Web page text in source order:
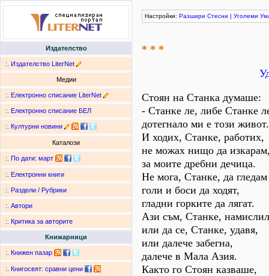
Издателство
:. Издателство LiterNet
Медии
:. Електронно списание LiterNet
:. Електронно списание БЕЛ
:. Културни новини
Каталози
:. По дати: март
:. Електронни книги
:. Раздели / Рубрики
:. Автори
:. Критика за авторите
Книжарници
:. Книжен пазар
:. Книгосвят: сравни цени
Настройки: Разшири Стесни | Уголеми
* * *
Стоян на Станка думаше:
- Станке ле, либе Станке
дотегнало ми е този живот.
И ходих, Станке, работих,
не можах нищо да
за моите дребни дечица.
Не мога, Станке, да гледам
голи и боси да ходят,
гладни горките да лягат.
Ази съм, Станке, намислил
или да се, Станке, удавя,
или далече забегна,
далече в Мала Азия.
Както го Стоян казваше,